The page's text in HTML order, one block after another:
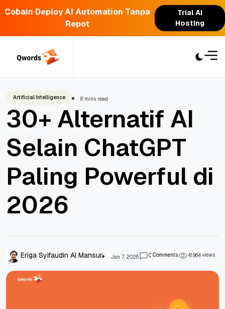
Cobain Deploy AI Automation Tanpa
Repot
Trial AI
Hosting
Artificial Intelligence 8 mins read
30+ Alternatif AI
Selain ChatGPT
Paling Powerful di
2026
Eriga Syifaudin Al Mansur Jan 7, 2026 0Comments 41964views